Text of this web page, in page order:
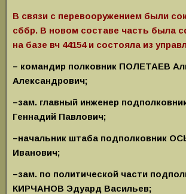
В связи с перевооружением были
сббр. В новом составе часть была
на базе вч 44154 и состояла из
– командир полковник ПОЛЕТАЕВ
Александрович;
–зам. главный инженер
Геннадий Павлович;
–начальник штаба подполковник
Иванович;
–зам. по политической части
КИРЧАНОВ Эдуард Васильев;